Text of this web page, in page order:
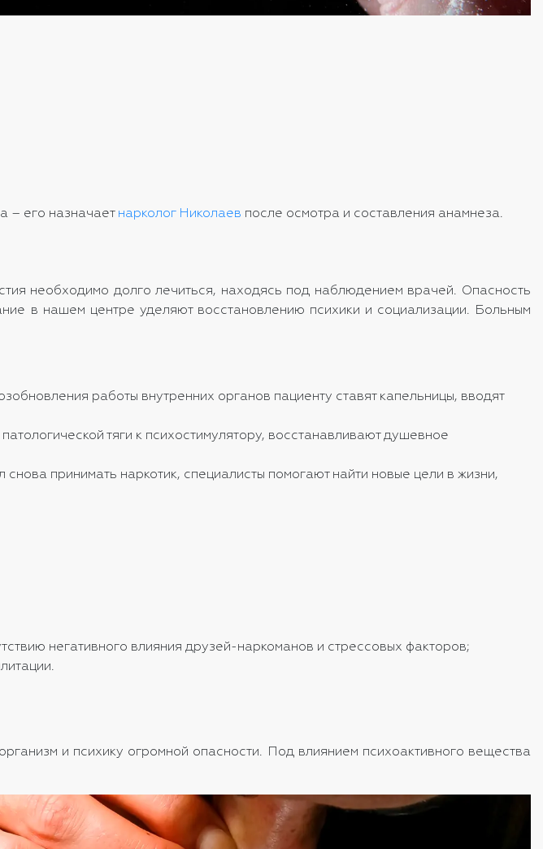
– его назначает нарколог Николаев после осмотра и составления анамнеза.
необходимо долго лечиться, находясь под наблюдением врачей. Опасность
в нашем центре уделяют восстановлению психики и социализации. Больным
работы внутренних органов пациенту ставят капельницы, вводят
тяги к психостимулятору, восстанавливают душевное
принимать наркотик, специалисты помогают найти новые цели в жизни,
негативного влияния друзей-наркоманов и стрессовых факторов;
и психику огромной опасности. Под влиянием психоактивного вещества